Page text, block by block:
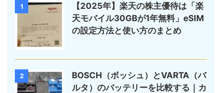
1
【2025年】楽天の株主優待は「楽
天モバイル30GBが1年無料」eSIM
の設定方法と使い方のまとめ
2
BOSCH（ボッシュ）とVARTA（バ
ルタ）のバッテリーを比較する｜カ